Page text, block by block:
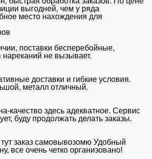
выгодней, чем у ряда
место нахождения для
поставки бесперебойные,
нареканий не вызывает.
доставки и гибкие условия.
металл отличный.
качество здесь адекватное. Сервис
буду продолжать делать заказы.
заказ самовывозомю Удобный
все очень четко организовано!